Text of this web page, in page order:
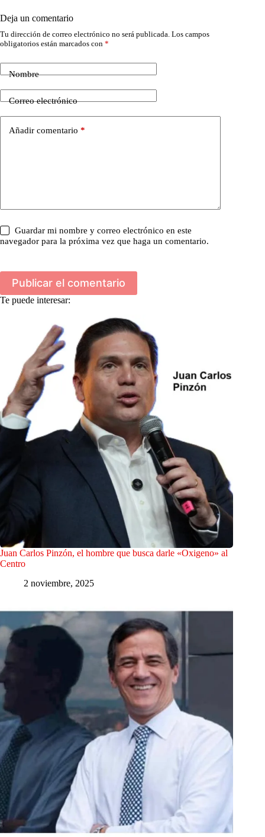
Deja un comentario
Tu dirección de correo electrónico no será publicada. Los campos
obligatorios están marcados con *
Nombre
Correo electrónico
Añadir comentario *
Guardar mi nombre y correo electrónico en este
navegador para la próxima vez que haga un comentario.
Publicar el comentario
Te puede interesar:
Juan Carlos Pinzón, el hombre que busca darle «Oxigeno» al
Centro
2 noviembre, 2025